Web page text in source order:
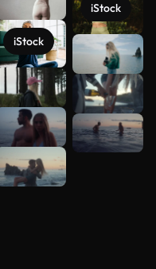
iStock
iStock
Ver más